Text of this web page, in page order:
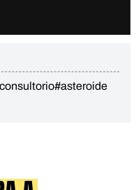
#asteroide